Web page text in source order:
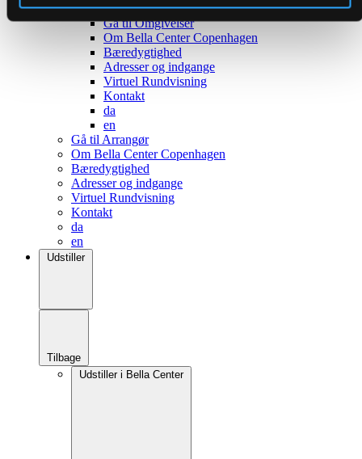
Om København
Gå til Omgivelser
Om Bella Center Copenhagen
Bæredygtighed
Adresser og indgange
Virtuel Rundvisning
Kontakt
da
en
Gå til Arrangør
Om Bella Center Copenhagen
Bæredygtighed
Adresser og indgange
Virtuel Rundvisning
Kontakt
da
en
Udstiller
Tilbage
Udstiller i Bella Center